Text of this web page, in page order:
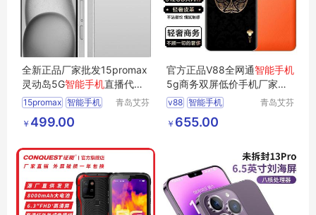
全新正品厂家批发15promax
灵动岛5G智能手机直播代发
爆款海外电商
15promax 智能手机
青岛艾芬
￥ 499.00
官方正品V88全网通智能手机
5g商务双屏低价手机厂家直
销批发全新
v88 智能手机
厂家直销
青岛艾芬
￥ 655.00